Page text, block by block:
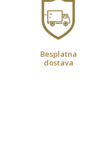
Besplatna
dostava